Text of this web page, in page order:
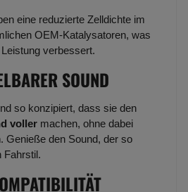
eine reduzierte Zelldichte im
OEM-Katalysatoren, was
verbessert.
SOUND
so konzipiert, dass sie den
voller machen, ohne dabei
Genieße den Sound, der so
Fahrstil.